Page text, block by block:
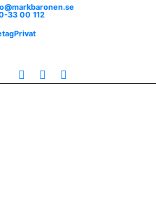
33 00 112
Privat